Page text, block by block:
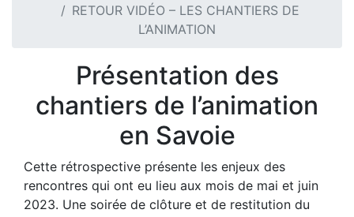
RETOUR VIDÉO – LES CHANTIERS DE
L’ANIMATION
Présentation des
chantiers de l’animation
en Savoie
Cette rétrospective présente les enjeux des
rencontres qui ont eu lieu aux mois de mai et juin
2023. Une soirée de clôture et de restitution du